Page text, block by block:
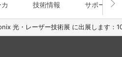
技術情報 サポート
光・レーザー技術展 に出展します：